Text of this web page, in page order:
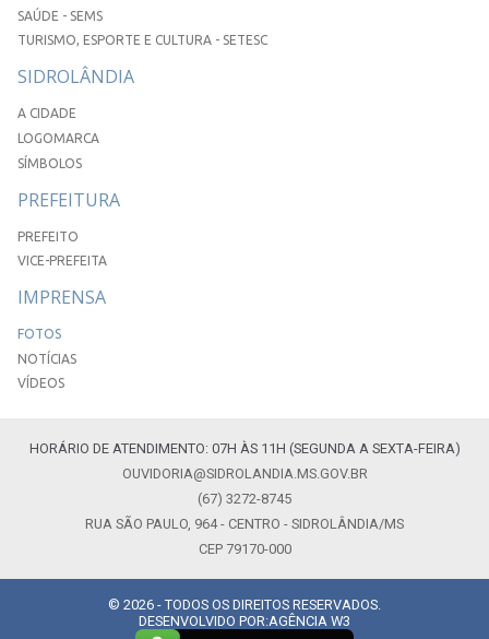
SAÚDE - SEMS
TURISMO, ESPORTE E CULTURA - SETESC
SIDROLÂNDIA
A CIDADE
LOGOMARCA
SÍMBOLOS
PREFEITURA
PREFEITO
VICE-PREFEITA
IMPRENSA
FOTOS
NOTÍCIAS
VÍDEOS
HORÁRIO DE ATENDIMENTO: 07H ÀS 11H (SEGUNDA A SEXTA-FEIRA)
OUVIDORIA@SIDROLANDIA.MS.GOV.BR
(67) 3272-8745
RUA SÃO PAULO, 964 - CENTRO - SIDROLÂNDIA/MS
CEP 79170-000
© 2026 - TODOS OS DIREITOS RESERVADOS.
DESENVOLVIDO POR:AGÊNCIA W3